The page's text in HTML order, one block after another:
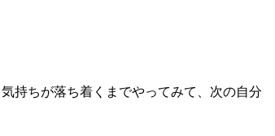
持ちが落ち着くまでやってみて、次の自分